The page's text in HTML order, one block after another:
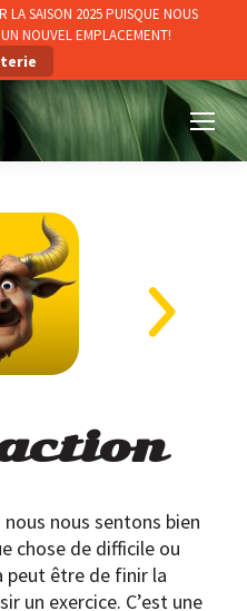
LA SAISON 2025 PUISQUE NOUS
NOUVEL EMPLACEMENT!
nous sentons bien
chose de difficile ou
peut être de finir la
un exercice. C’est une